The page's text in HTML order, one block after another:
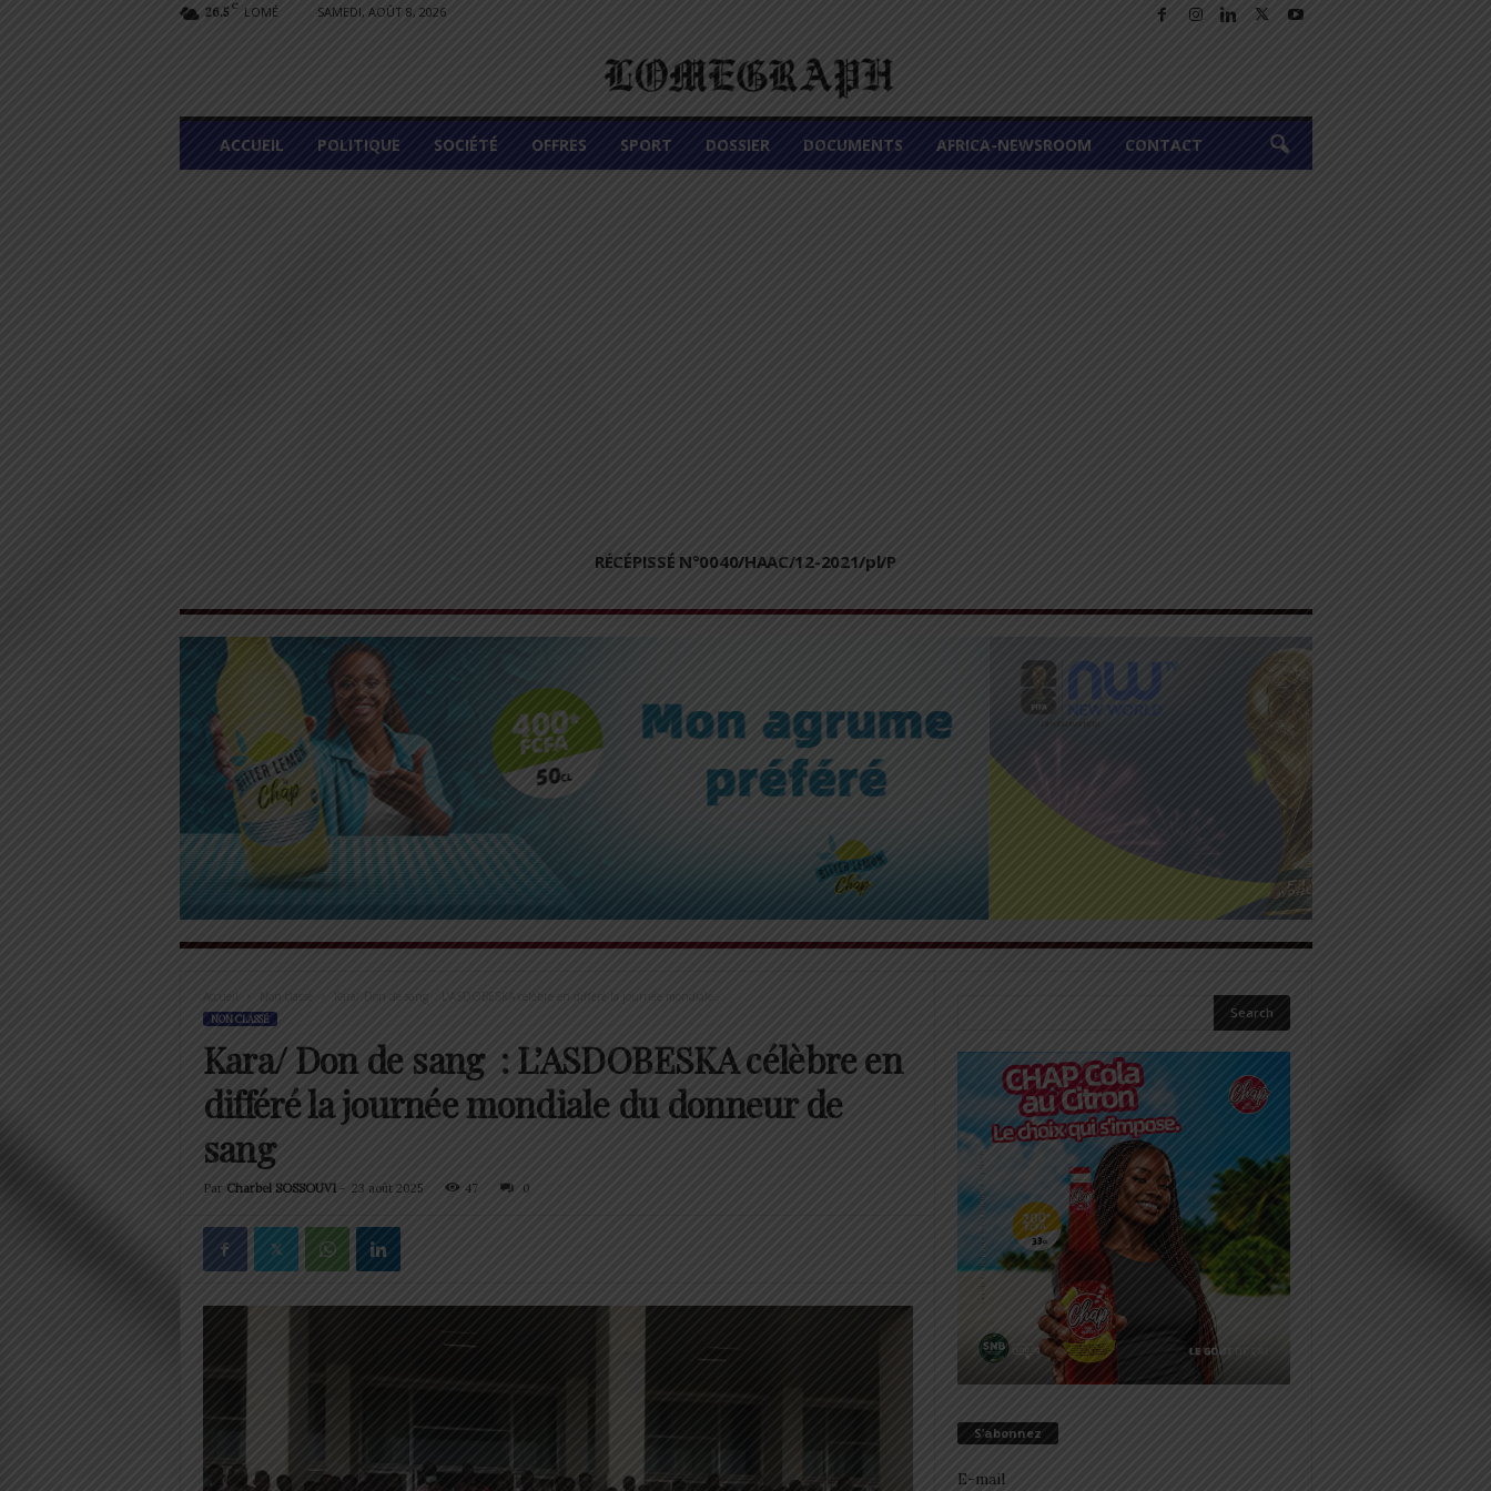
26.5 C LOMÉ SAMEDI, AOÛT 8, 2026
L
M
ACCUEIL POLITIQUE SOCIÉTÉ OFFRES SPORT DOSSIER DOCUMENTS AFRICA-NEWSROOM CONTACT
RÉCÉPISSÉ N°0040/HAAC/12-2021/pl/P
Accueil Kara/ Don de sang : L’ASDOBESKA célèbre en différé la journée mondiale...
NON CLASSÉ
Kara/ Don de sang : L’ASDOBESKA célèbre en
différé la journée mondiale du donneur de
sang
Par Charbel SOSSOUVI- 23 août 2025 47 0
S’abonnez
E-mail